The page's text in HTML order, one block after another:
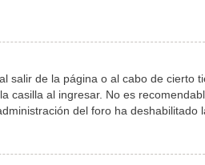
salir de la página o al cabo de cierto
casilla al ingresar. No es
del foro ha deshabilitado